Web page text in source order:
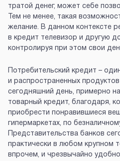
тратой денег, может себе
Тем не менее, такая
желание. В данном контексте
в кредит телевизор и другую
контролируя при этом свои
Потребительский кредит –
и распространенных
сегодняшний день, примерно
товарный кредит, благодаря,
приобрести понравившиеся
гипермаркетах, по
Представительства банков
практически в любом крупном
впрочем, и чрезвычайно